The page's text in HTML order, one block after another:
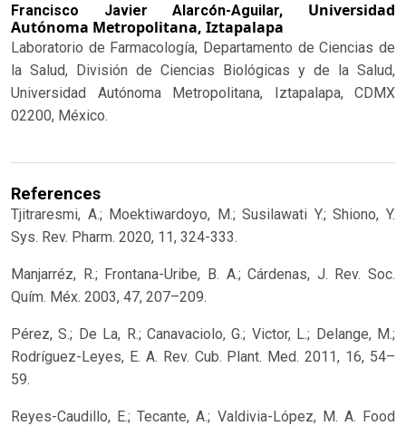
Francisco Javier Alarcón-Aguilar, Universidad
Autónoma Metropolitana, Iztapalapa
Laboratorio de Farmacología, Departamento de Ciencias de
la Salud, División de Ciencias Biológicas y de la Salud,
Universidad Autónoma Metropolitana, Iztapalapa, CDMX
02200, México.
References
Tjitraresmi, A.; Moektiwardoyo, M.; Susilawati Y.; Shiono, Y.
Sys. Rev. Pharm. 2020, 11, 324-333.
Manjarréz, R.; Frontana-Uribe, B. A.; Cárdenas, J. Rev. Soc.
Quím. Méx. 2003, 47, 207–209.
Pérez, S.; De La, R.; Canavaciolo, G.; Victor, L.; Delange, M.;
Rodríguez-Leyes, E. A. Rev. Cub. Plant. Med. 2011, 16, 54–
59.
Reyes-Caudillo, E.; Tecante, A.; Valdivia-López, M. A. Food